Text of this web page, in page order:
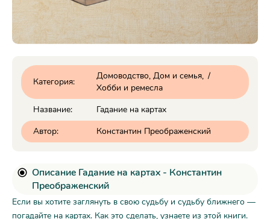
Категория:
Домоводство, Дом и семья /
Хобби и ремесла
Название:
Гадание на картах
Автор:
Константин Преображенский
Описание Гадание на картах - Константин
Преображенский
Если вы хотите заглянуть в свою судьбу и судьбу ближнего —
погадайте на картах. Как это сделать, узнаете из этой книги.